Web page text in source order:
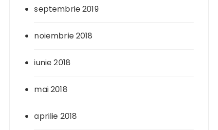
septembrie 2019
noiembrie 2018
iunie 2018
mai 2018
aprilie 2018